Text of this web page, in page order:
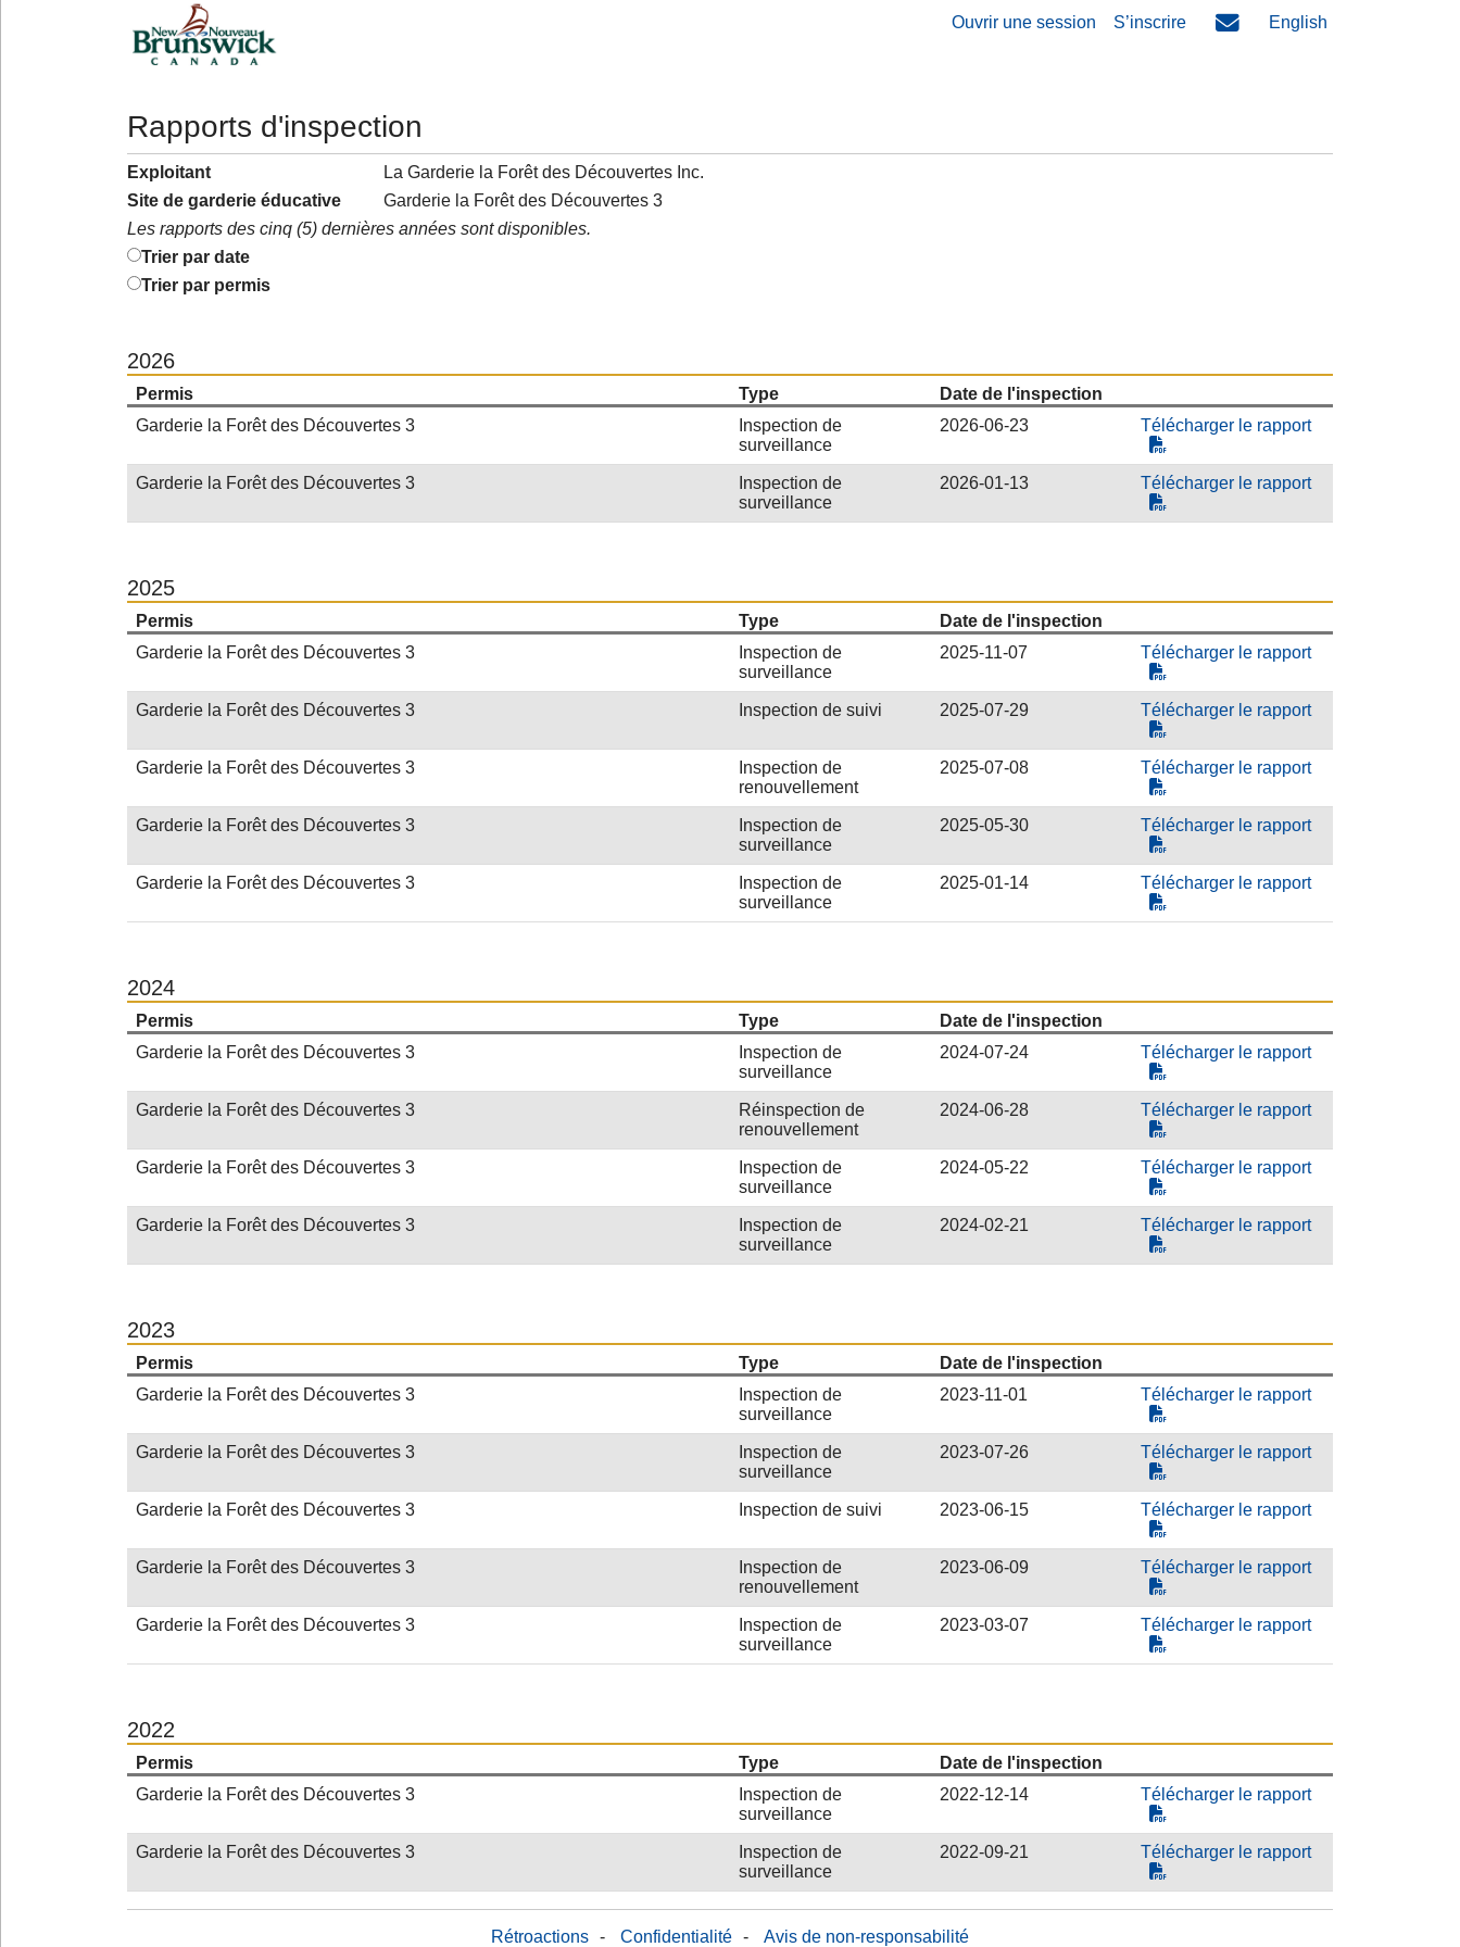
Ouvrir une session S’inscrire English
Rapports d'inspection
Exploitant
La Garderie la Forêt des Découvertes Inc.
Site de garderie éducative
Garderie la Forêt des Découvertes 3
Les rapports des cinq (5) dernières années sont disponibles.
Trier par date
Trier par permis
2026
Permis Type
Date de l'inspection
Garderie la Forêt des Découvertes 3
Inspection de
surveillance
2026-06-23 Télécharger le rapport
Garderie la Forêt des Découvertes 3
Inspection de
surveillance
2026-01-13 Télécharger le rapport
2025
Permis Type
Date de l'inspection
Garderie la Forêt des Découvertes 3
Inspection de
surveillance
2025-11-07 Télécharger le rapport
Garderie la Forêt des Découvertes 3 Inspection de suivi 2025-07-29 Télécharger le rapport
Garderie la Forêt des Découvertes 3
Inspection de
renouvellement
2025-07-08 Télécharger le rapport
Garderie la Forêt des Découvertes 3
Inspection de
surveillance
2025-05-30 Télécharger le rapport
Garderie la Forêt des Découvertes 3
Inspection de
surveillance
2025-01-14 Télécharger le rapport
2024
Permis Type
Date de l'inspection
Garderie la Forêt des Découvertes 3
Inspection de
surveillance
2024-07-24 Télécharger le rapport
Garderie la Forêt des Découvertes 3
Réinspection de
renouvellement
2024-06-28 Télécharger le rapport
Garderie la Forêt des Découvertes 3
Inspection de
surveillance
2024-05-22 Télécharger le rapport
Garderie la Forêt des Découvertes 3
Inspection de
surveillance
2024-02-21 Télécharger le rapport
2023
Permis Type
Date de l'inspection
Garderie la Forêt des Découvertes 3
Inspection de
surveillance
2023-11-01 Télécharger le rapport
Garderie la Forêt des Découvertes 3
Inspection de
surveillance
2023-07-26 Télécharger le rapport
Garderie la Forêt des Découvertes 3 Inspection de suivi 2023-06-15 Télécharger le rapport
Garderie la Forêt des Découvertes 3
Inspection de
renouvellement
2023-06-09 Télécharger le rapport
Garderie la Forêt des Découvertes 3
Inspection de
surveillance
2023-03-07 Télécharger le rapport
2022
Permis Type
Date de l'inspection
Garderie la Forêt des Découvertes 3
Inspection de
surveillance
2022-12-14 Télécharger le rapport
Garderie la Forêt des Découvertes 3
Inspection de
surveillance
2022-09-21 Télécharger le rapport
Rétroactions - Confidentialité - Avis de non-responsabilité